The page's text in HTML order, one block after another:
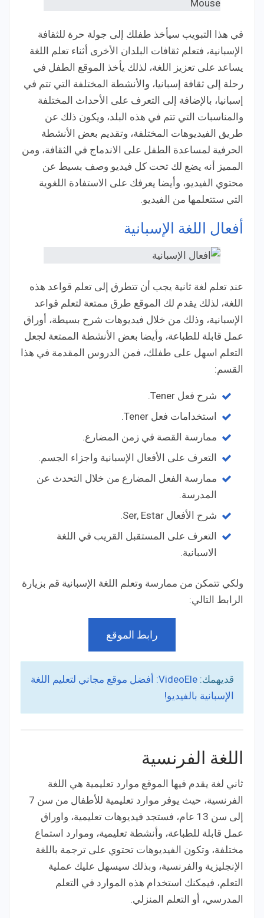
في هذا التبويب سيأخذ طفلك إلى جولة حرة للثقافة
الإسبانية، فتعلم ثقافات البلدان الأخرى أثناء تعلم اللغة
يساعد على تعزيز اللغة، لذلك يأخذ الموقع الطفل في
رحلة إلى ثقافة إسبانيا، والأنشطة المختلفة التي تتم في
إسبانيا، بالإضافة إلى التعرف على الأحداث المختلفة
والمناسبات التي تتم في هذه البلد، ويكون ذلك عن
طريق الفيديوهات المختلفة، وتقديم بعض الأنشطة
الحرفية لمساعدة الطفل على الاندماج في الثقافة، ومن
المميز أنه يضع لك تحت كل فيديو وصف بسيط عن
محتوي الفيديو، وأيضا يعرفك على الاستفادة اللغوية
التي ستتعلمها من الفيديو.
أفعال اللغة الإسبانية
عند تعلم لغة ثانية يجب أن تتطرق إلى تعلم قواعد هذه
اللغة، لذلك يقدم لك الموقع طرق ممتعة لتعلم قواعد
الإسبانية، وذلك من خلال فيديوهات شرح بسيطة، أوراق
عمل قابلة للطباعة، وأيضا بعض الأنشطة الممتعة لجعل
التعلم اسهل على طفلك، فمن الدروس المقدمة في هذا
القسم:
شرح فعل Tener.
استخدامات فعل Tener.
ممارسة القصة في زمن المضارع.
التعرف على الأفعال الإسبانية واجزاء الجسم.
ممارسة الفعل المضارع من خلال التحدث عن
المدرسة.
شرح الأفعال Ser, Estar.
التعرف على المستقبل القريب في اللغة
الاسبانية.
ولكي تتمكن من ممارسة وتعلم اللغة الإسبانية قم بزيارة
الرابط التالي:
رابط الموقع
قديهمك:
VideoEle: أفضل موقع مجاني لتعليم اللغة
الإسبانية بالفيديو!
اللغة الفرنسية
ثاني لغة يقدم فيها الموقع موارد تعليمية هي اللغة
الفرنسية، حيث يوفر موارد تعليمية للأطفال من سن 7
إلى سن 13 عام، فستجد فيديوهات تعليمية، واوراق
عمل قابلة للطباعة، وأنشطة تعليمية، وموارد استماع
مختلفة، وتكون الفيديوهات تحتوي على ترجمة باللغة
الإنجليزية والفرنسية، وبذلك سيسهل عليك عملية
التعلم، فيمكنك استخدام هذه الموارد في التعلم
المدرسي، أو التعلم المنزلي.